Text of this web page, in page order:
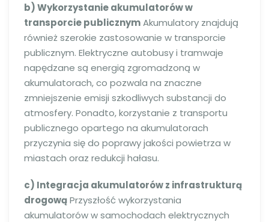
b) Wykorzystanie akumulatorów w
transporcie publicznymAkumulatory znajdują
również szerokie zastosowanie w transporcie
publicznym. Elektryczne autobusy i tramwaje
napędzane są energią zgromadzoną w
akumulatorach, co pozwala na znaczne
zmniejszenie emisji szkodliwych substancji do
atmosfery. Ponadto, korzystanie z transportu
publicznego opartego na akumulatorach
przyczynia się do poprawy jakości powietrza w
miastach oraz redukcji hałasu.
c) Integracja akumulatorów z infrastrukturą
drogowąPrzyszłość wykorzystania
akumulatorów w samochodach elektrycznych